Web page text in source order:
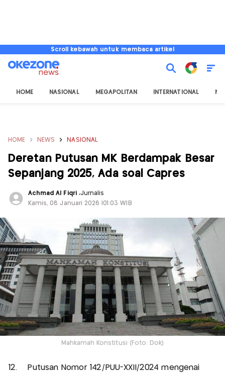
Scroll kebawah untuk membaca artikel
HOME NASIONAL MEGAPOLITAN INTERNATIONAL
HOME NEWS NASIONAL
Deretan Putusan MK Berdampak Besar
Sepanjang 2025, Ada soal Capres
Achmad Al Fiqri ,Jurnalis
Kamis, 08 Januari 2026 |01:03 WIB
Mahkamah Konstitusi (Foto: Dok)
12. Putusan Nomor 142/PUU-XXII/2024 mengenai